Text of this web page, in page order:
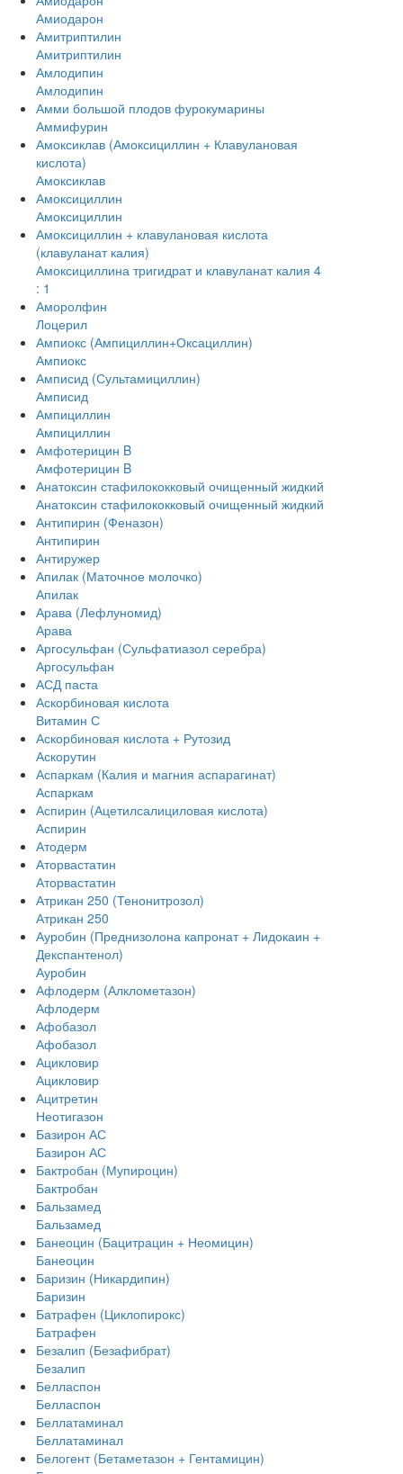
Амиодарон
Амитриптилин
Амитриптилин
Амлодипин
Амлодипин
Амми большой плодов фурокумарины
Аммифурин
Амоксиклав (Амоксициллин + Клавулановая
кислота)
Амоксиклав
Амоксициллин
Амоксициллин
Амоксициллин + клавулановая кислота
(клавуланат калия)
Амоксициллина тригидрат и клавуланат калия 4
: 1
Аморолфин
Лоцерил
Ампиокс (Ампициллин+Оксациллин)
Ампиокс
Амписид (Сультамициллин)
Амписид
Ампициллин
Ампициллин
Амфотерицин B
Амфотерицин B
Анатоксин стафилококковый очищенный жидкий
Анатоксин стафилококковый очищенный жидкий
Антипирин (Феназон)
Антипирин
Антиружер
Апилак (Маточное молочко)
Апилак
Арава (Лефлуномид)
Арава
Аргосульфан (Сульфатиазол серебра)
Аргосульфан
АСД паста
Аскорбиновая кислота
Витамин С
Аскорбиновая кислота + Рутозид
Аскорутин
Аспаркам (Калия и магния аспарагинат)
Аспаркам
Аспирин (Ацетилсалициловая кислота)
Аспирин
Атодерм
Аторвастатин
Аторвастатин
Атрикан 250 (Тенонитрозол)
Атрикан 250
Ауробин (Преднизолона капронат + Лидокаин +
Декспантенол)
Ауробин
Афлодерм (Алклометазон)
Афлодерм
Афобазол
Афобазол
Ацикловир
Ацикловир
Ацитретин
Неотигазон
Базирон АС
Базирон АС
Бактробан (Мупироцин)
Бактробан
Бальзамед
Бальзамед
Банеоцин (Бацитрацин + Неомицин)
Банеоцин
Баризин (Никардипин)
Баризин
Батрафен (Циклопирокс)
Батрафен
Безалип (Безафибрат)
Безалип
Белласпон
Белласпон
Беллатаминал
Беллатаминал
Белогент (Бетаметазон + Гентамицин)